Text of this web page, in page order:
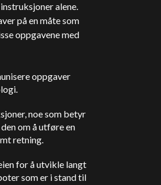
alene.
på en måte som
oppgavene med
oppgaver
noe som betyr
om å utføre en
retning.
for å utvikle langt
som er i stand til